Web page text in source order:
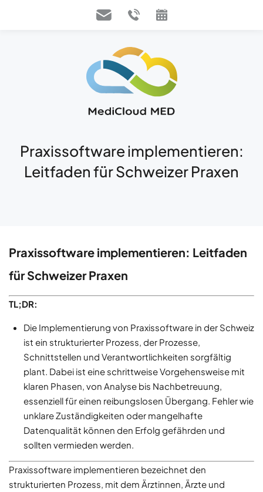
Praxissoftware implementieren:
Leitfaden für Schweizer Praxen
Praxissoftware implementieren: Leitfaden
für Schweizer Praxen
TL;DR:
Die Implementierung von Praxissoftware in der Schweiz
ist ein strukturierter Prozess, der Prozesse,
Schnittstellen und Verantwortlichkeiten sorgfältig
plant. Dabei ist eine schrittweise Vorgehensweise mit
klaren Phasen, von Analyse bis Nachbetreuung,
essenziell für einen reibungslosen Übergang. Fehler wie
unklare Zuständigkeiten oder mangelhafte
Datenqualität können den Erfolg gefährden und
sollten vermieden werden.
Praxissoftware implementieren bezeichnet den
strukturierten Prozess, mit dem Ärztinnen, Ärzte und